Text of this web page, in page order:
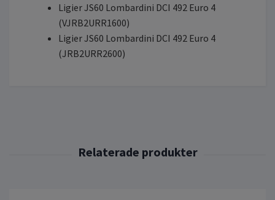
Ligier JS60 Lombardini DCI 492 Euro 4
(VJRB2URR1600)
Ligier JS60 Lombardini DCI 492 Euro 4
(JRB2URR2600)